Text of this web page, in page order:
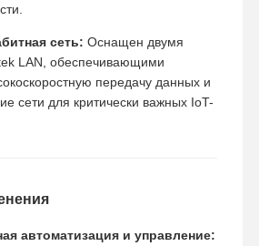
сеть: Оснащен двумя
LAN, обеспечивающими
передачу данных и
сети для критически важных IoT-
автоматизация и управление: